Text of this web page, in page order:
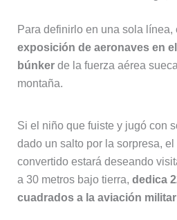
Para definirlo en una sola línea,
exposición de aeronaves en
búnkerde la fuerza aérea
montaña.
Si el niño que fuiste y jugó con
dado un salto por la sorpresa,
convertido estará deseando
a 30 metros bajo tierra, dedica
cuadrados a la aviación militar